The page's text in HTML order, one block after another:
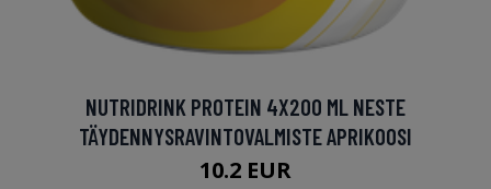
NUTRIDRINK PROTEIN 4X200 ML NESTE
TÄYDENNYSRAVINTOVALMISTE APRIKOOSI
10.2 EUR